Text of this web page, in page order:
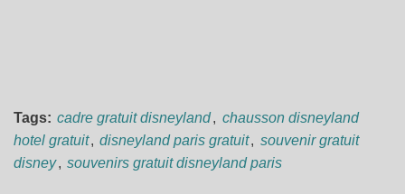
Tags: cadre gratuit disneyland, chausson disneyland
hotel gratuit, disneyland paris gratuit, souvenir gratuit
disney, souvenirs gratuit disneyland paris